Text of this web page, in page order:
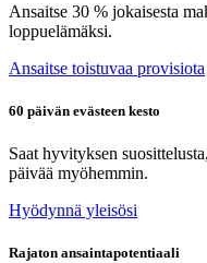
Ansaitse 30 % jokaisesta
loppuelämäksi.
Ansaitse toistuvaa provisiota
60 päivän evästeen kesto
Saat hyvityksen
päivää myöhemmin.
Hyödynnä yleisösi
Rajaton ansaintapotentiaali